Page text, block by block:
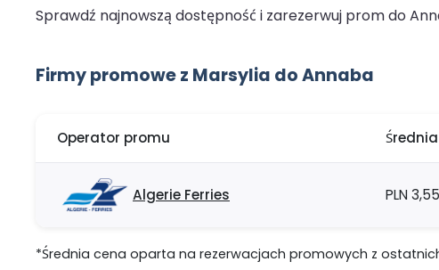
Sprawdź najnowszą dostępność i zarezerwuj prom do
Firmy promowe z Marsylia do Annaba
Operator promu
Algerie Ferries PLN
*Średnia cena oparta na rezerwacjach promowych z